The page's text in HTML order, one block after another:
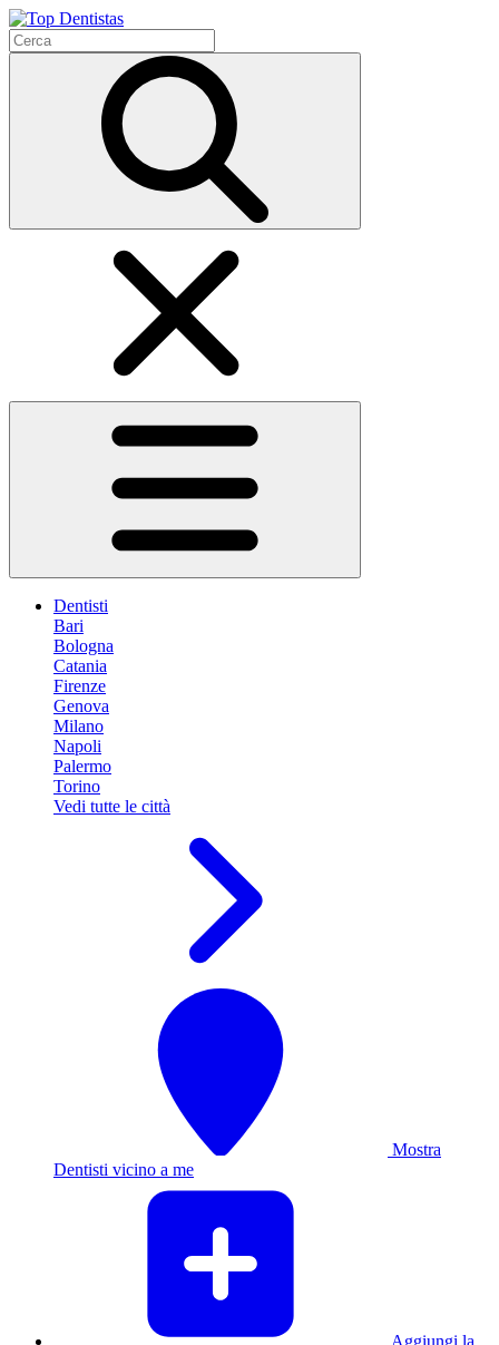
Dentisti
Bari
Bologna
Catania
Firenze
Genova
Milano
Napoli
Palermo
Torino
Vedi tutte le città
Mostra
Dentisti vicino a me
Aggiungi la